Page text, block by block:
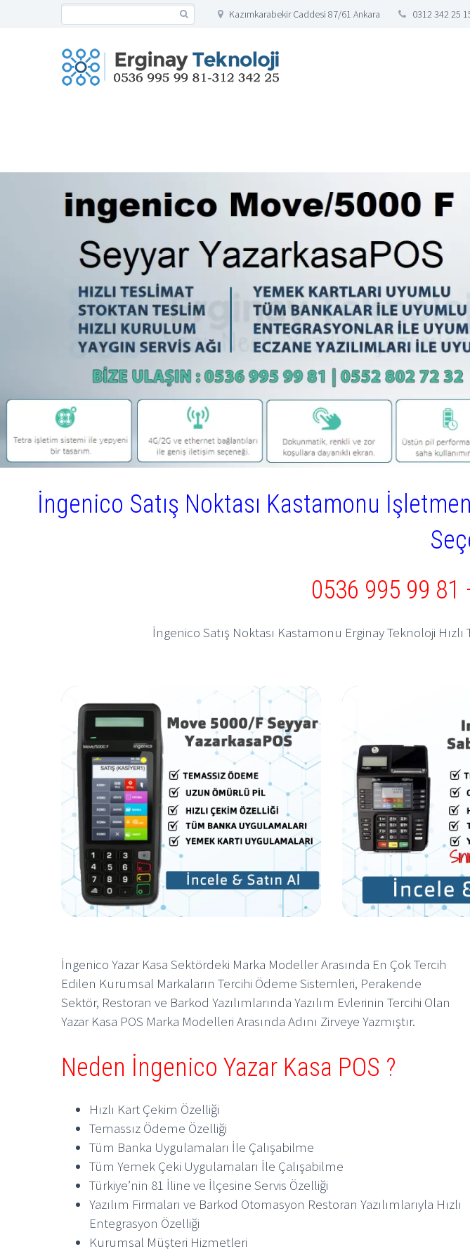
Kazımkarabekir Caddesi 87/61 Ankara 0312 342 25
İngenico Satış Noktası Kastamonu
0536 995 99 81
İngenico Satış Noktası Kastamonu Erginay Teknoloji
İngenico Yazar Kasa Sektördeki Marka Modeller Arasında En Çok Tercih
Edilen Kurumsal Markaların Tercihi Ödeme Sistemleri, Perakende
Sektör, Restoran ve Barkod Yazılımlarında Yazılım Evlerinin Tercihi Olan
Yazar Kasa POS Marka Modelleri Arasında Adını Zirveye Yazmıştır.
Neden İngenico Yazar Kasa POS ?
Hızlı Kart Çekim Özelliği
Temassız Ödeme Özelliği
Tüm Banka Uygulamaları İle Çalışabilme
Tüm Yemek Çeki Uygulamaları İle Çalışabilme
Türkiye’nin 81 İline ve İlçesine Servis Özelliği
Yazılım Firmaları ve Barkod Otomasyon Restoran Yazılımlarıyla Hızlı
Entegrasyon Özelliği
Kurumsal Müşteri Hizmetleri